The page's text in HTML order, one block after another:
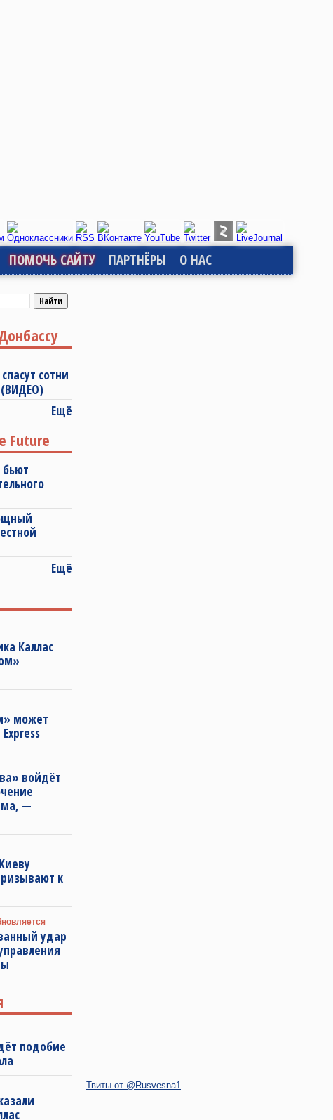
ПОМОЧЬ САЙТУ ПАРТНЁРЫ О НАС
сотни
Ещё
Future
Ещё
Каллас
может
войдёт
—
к
удар
подобие
Твиты от @Rusvesna1